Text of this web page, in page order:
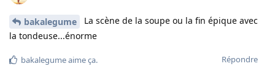
bakalegume
La scène de la soupe ou la fin épique avec
la tondeuse...énorme
Répondre
bakalegumeaime ça.